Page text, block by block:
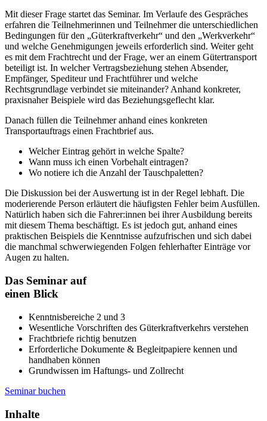
Mit dieser Frage startet das Seminar. Im Verlaufe des Gespräches
erfahren die Teilnehmerinnen und Teilnehmer die unterschiedlichen
Bedingungen für den „Güterkraftverkehr“ und den „Werkverkehr“
und welche Genehmigungen jeweils erforderlich sind. Weiter geht
es mit dem Frachtrecht und der Frage, wer an einem Gütertransport
beteiligt ist. In welcher Vertragsbeziehung stehen Absender,
Empfänger, Spediteur und Frachtführer und welche
Rechtsgrundlage verbindet sie miteinander? Anhand konkreter,
praxisnaher Beispiele wird das Beziehungsgeflecht klar.
Danach füllen die Teilnehmer anhand eines konkreten
Transportauftrags einen Frachtbrief aus.
Welcher Eintrag gehört in welche Spalte?
Wann muss ich einen Vorbehalt eintragen?
Wo notiere ich die Anzahl der Tauschpaletten?
Die Diskussion bei der Auswertung ist in der Regel lebhaft. Die
moderierende Person erläutert die häufigsten Fehler beim Ausfüllen.
Natürlich haben sich die Fahrer:innen bei ihrer Ausbildung bereits
mit diesem Thema beschäftigt. Es ist jedoch gut, anhand eines
praktischen Beispiels die Kenntnisse aufzufrischen und sich dabei
die manchmal schwerwiegenden Folgen fehlerhafter Einträge vor
Augen zu halten.
Das Seminar auf
einen Blick
Kenntnisbereiche 2 und 3
Wesentliche Vorschriften des Güterkraftverkehrs verstehen
Frachtbriefe richtig benutzen
Erforderliche Dokumente & Begleitpapiere kennen und
handhaben können
Grundwissen im Haftungs- und Zollrecht
Seminar buchen
Inhalte